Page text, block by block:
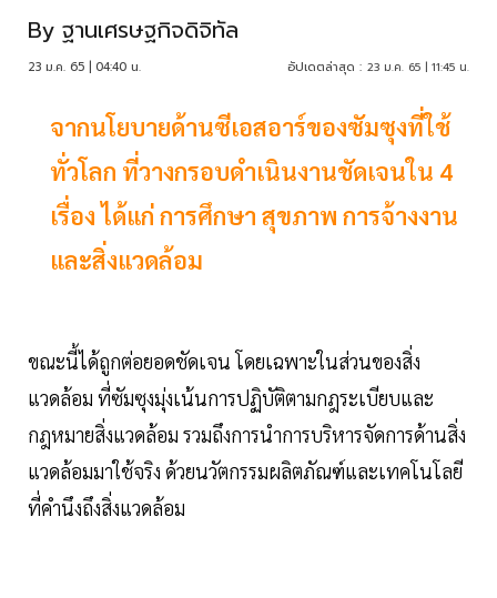
By ฐานเศรษฐกิจดิจิทัล
23 ม.ค. 65 | 04:40 น. อัปเดตล่าสุด : 23 ม.ค. 65 | 11:45 น.
จากนโยบายด้านซีเอสอาร์ของซัมซุงที่ใช้
ทั่วโลก ที่วางกรอบดำเนินงานชัดเจนใน 4
เรื่อง ได้แก่ การศึกษา สุขภาพ การจ้างงาน
และสิ่งแวดล้อม
ขณะนี้ได้ถูกต่อยอดชัดเจน โดยเฉพาะในส่วนของสิ่ง
แวดล้อม ที่ซัมซุงมุ่งเน้นการปฏิบัติตามกฎระเบียบและ
กฎหมายสิ่งแวดล้อม รวมถึงการนําการบริหารจัดการด้านสิ่ง
แวดล้อมมาใช้จริง ด้วยนวัตกรรมผลิตภัณฑ์และเทคโนโลยี
ที่คำนึงถึงสิ่งแวดล้อม